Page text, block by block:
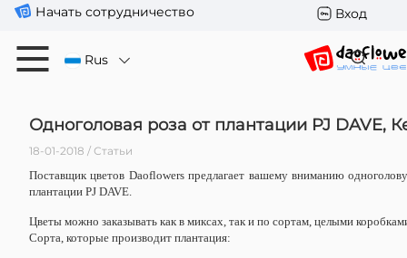
Начать сотрудничество Вход
Rus
Одноголовая роза от плантации PJ DAVE,
18-01-2018 / Статьи
Поставщик цветов Daoflowers предлагает вашему вниманию
плантации PJ DAVE.
Цветы можно заказывать как в миксах, так и по сортам, целыми
Сорта, которые производит плантация: